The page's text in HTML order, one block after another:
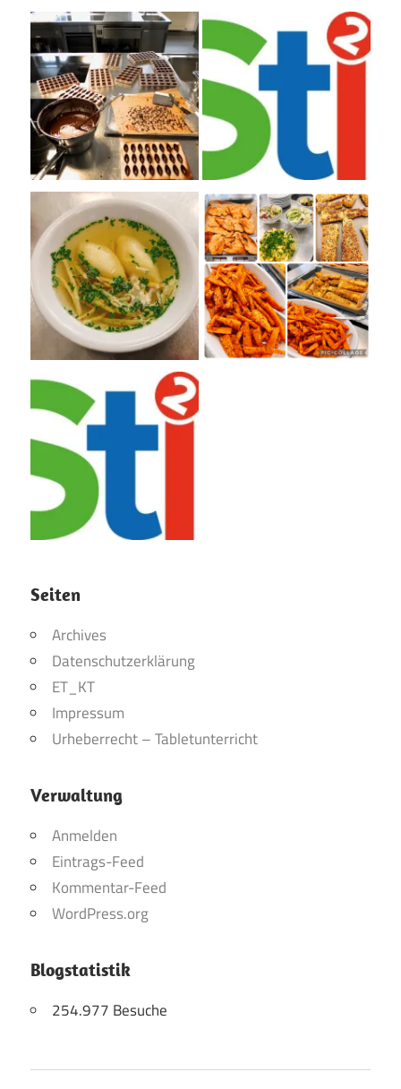
Seiten
Archives
Datenschutzerklärung
ET_KT
Impressum
Urheberrecht – Tabletunterricht
Verwaltung
Anmelden
Eintrags-Feed
Kommentar-Feed
WordPress.org
Blogstatistik
254.977 Besuche